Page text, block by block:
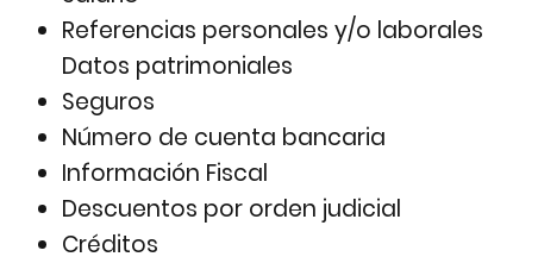
Referencias personales y/o laborales
Datos patrimoniales
Seguros
Número de cuenta bancaria
Información Fiscal
Descuentos por orden judicial
Créditos